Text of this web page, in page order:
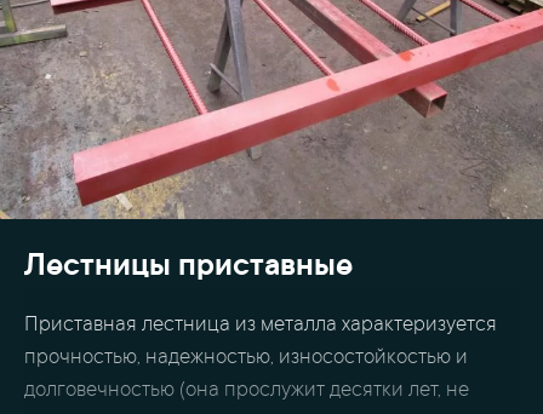
Лестницы приставные
Приставная лестница из металла характеризуется
прочностью, надежностью, износостойкостью и
долговечностью (она прослужит десятки лет, не